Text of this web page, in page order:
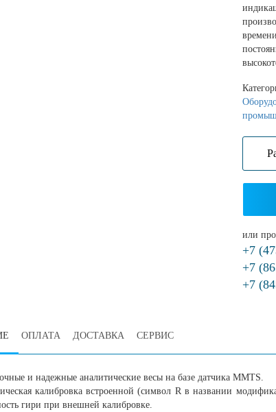
или
+7
+7
+7
ОПЛАТА ДОСТАВКА СЕРВИС
и надежные аналитические весы на базе датчика MMTS.
калибровка встроенной (символ R в названии
гири при внешней калибровке.